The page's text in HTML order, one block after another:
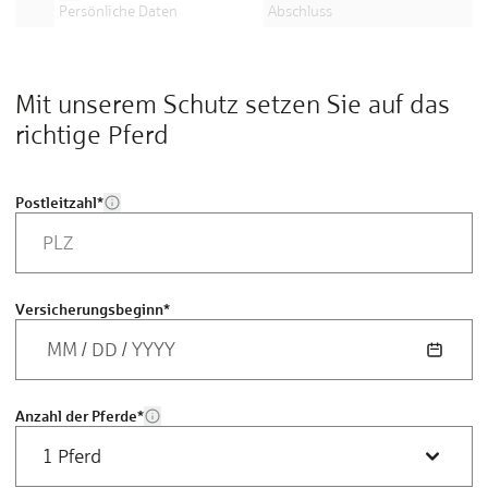
Persönliche Daten Abschluss
Mit unserem Schutz setzen Sie auf das
richtige Pferd
Postleitzahl*
Versicherungsbeginn*
MM / DD /YYYY
Anzahl der Pferde*
1 Pferd